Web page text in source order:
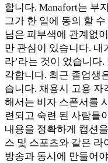
합니다. Manafort는 부
그가 한 일에 동의 할
님은 피부색에 관계없
만 관심이 있습니다. 내
라’라는 것이 었습니다
각합니다. 최근 졸업생
습니다. 채용시 고용 자
해서는 비자 스폰서를
련되고 숙련 된 사람들
내용을 정확하게 캡션
스 및 스포츠와 같은
방송과 동시에 만들어